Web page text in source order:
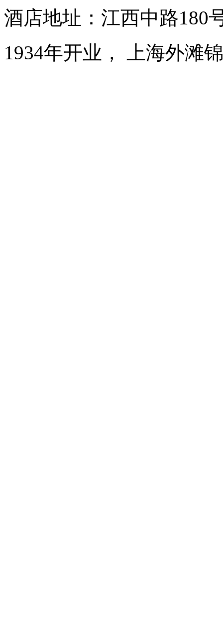
酒店地址：江西中路180
1934年开业， 上海外